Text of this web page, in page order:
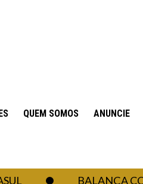
QUEM SOMOS ANUNCIE
BALANÇA